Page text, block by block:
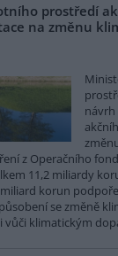
prostředí
na změnu
návrh
z Operačního
11,2 miliardy
korun
se změně
vůči klimatickým